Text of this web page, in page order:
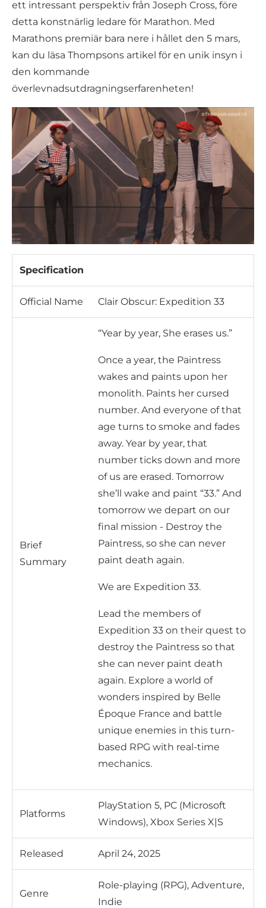
ett intressant perspektiv från Joseph Cross, före
detta konstnärlig ledare för Marathon. Med
Marathons premiär bara nere i hållet den 5 mars,
kan du läsa Thompsons artikel för en unik insyn i
den kommande
överlevnadsutdragningserfarenheten!
Specification
Official Name Clair Obscur: Expedition 33
Brief
Summary
“Year by year, She erases us.”
Once a year, the Paintress
wakes and paints upon her
monolith. Paints her cursed
number. And everyone of that
age turns to smoke and fades
away. Year by year, that
number ticks down and more
of us are erased. Tomorrow
she’ll wake and paint “33.” And
tomorrow we depart on our
final mission - Destroy the
Paintress, so she can never
paint death again.
We are Expedition 33.
Lead the members of
Expedition 33 on their quest to
destroy the Paintress so that
she can never paint death
again. Explore a world of
wonders inspired by Belle
Époque France and battle
unique enemies in this turn-
based RPG with real-time
mechanics.
Platforms
PlayStation 5, PC (Microsoft
Windows), Xbox Series X|S
Released April 24, 2025
Genre
Role-playing (RPG), Adventure,
Indie